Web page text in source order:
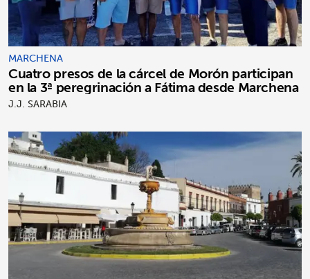
MARCHENA
Cuatro presos de la cárcel de Morón participan
en la 3ª peregrinación a Fátima desde Marchena
J.J. SARABIA